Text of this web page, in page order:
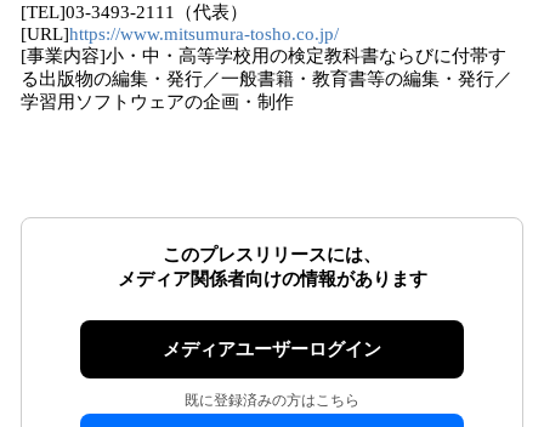
[TEL]03-3493-2111（代表）
[URL]https://www.mitsumura-tosho.co.jp/
[事業内容]小・中・高等学校用の検定教科書ならびに付帯す
る出版物の編集・発行／一般書籍・教育書等の編集・発行／
学習用ソフトウェアの企画・制作
このプレスリリースには、
メディア関係者向けの情報があります
メディアユーザーログイン
既に登録済みの方はこちら